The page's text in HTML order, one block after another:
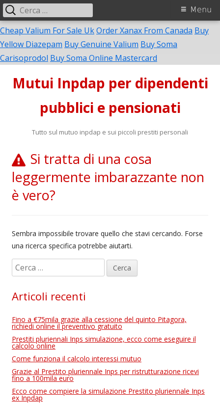
Cheap Valium For Sale UkOrder Xanax From Canada Buy
Yellow Diazepam Buy Genuine Valium Buy Soma
Carisoprodol Buy Soma Online Mastercard
contenuto
Mutui Inpdap per dipendenti
pubblici e pensionati
Tutto sul mutuo inpdap e sui piccoli prestiti personali
Menu
principale
Menu
Ricerca
per:
Si tratta di una cosa
leggermente imbarazzante non
è vero?
Sembra impossibile trovare quello che stavi cercando. Forse
una ricerca specifica potrebbe aiutarti.
i
e
c
a
p
e
r
:
Articoli recenti
Fino a €75mila grazie alla cessione del quinto Pitagora,
richiedi online il preventivo gratuito
Prestiti pluriennali Inps simulazione, ecco come eseguire il
calcolo online
Come funziona il calcolo interessi mutuo
Grazie al Prestito pluriennale Inps per ristrutturazione ricevi
fino a 100mila euro
Ecco come compiere la simulazione Prestito pluriennale Inps
ex Inpdap